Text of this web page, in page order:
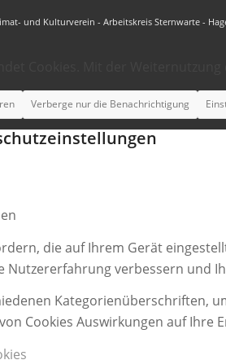
und Kulturverein - Arbeitskreis Sternwarte -
Verberge nur die Benachrichtigung
die auf Ihrem Gerät
verbessern und
Kategorienüberschriften,
Cookies Auswirkungen auf